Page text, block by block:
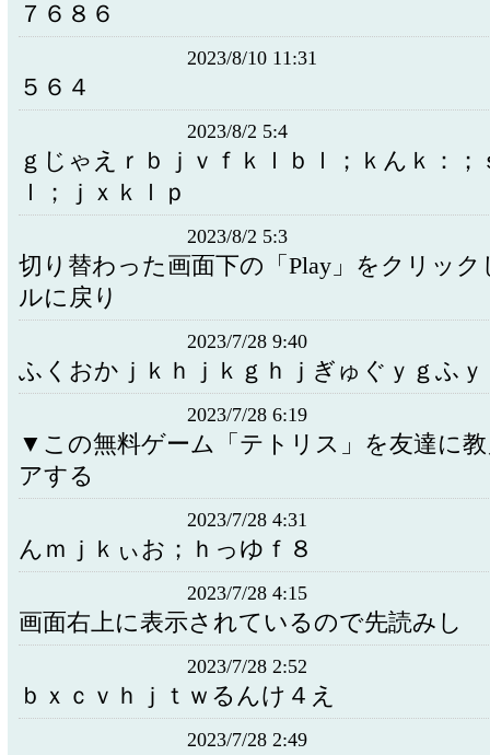
７６８６
2023/8/10 11:31
５６４
2023/8/2 5:4
ｇじゃえｒｂｊｖｆｋｌｂｌ；ｋんｋ：；
ｌ；ｊｘｋｌｐ
2023/8/2 5:3
切り替わった画面下の「Play」をクリッ
ルに戻り
2023/7/28 9:40
ふくおかｊｋｈｊｋｇｈｊぎゅぐｙｇふｙ
2023/7/28 6:19
▼この無料ゲーム「テトリス」を友達に
アする
2023/7/28 4:31
んｍｊｋぃお；ｈっゆｆ８
2023/7/28 4:15
画面右上に表示されているので先読みし
2023/7/28 2:52
ｂｘｃｖｈｊｔｗるんけ４え
2023/7/28 2:49